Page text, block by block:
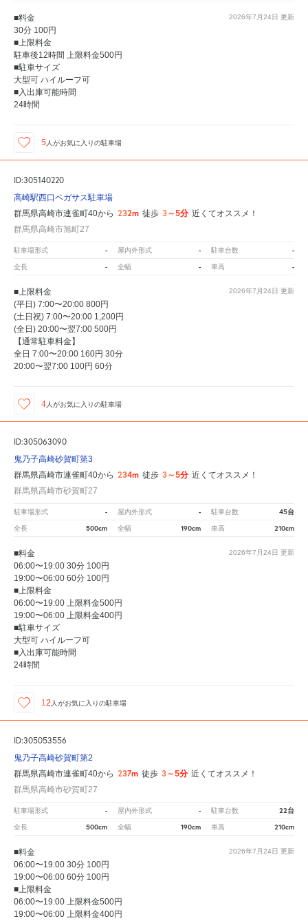
2026年7月24日 更新
■料金
30分 100円
■上限料金
駐車後12時間 上限料金500円
■駐車サイズ
大型可 ハイルーフ可
■入出庫可能時間
24時間
5人がお気に入りの駐車場
ID:305140220
高崎駅西口ペガサス駐車場
群馬県高崎市連雀町40から 232m 徒歩 3～5分 近くてオススメ！
群馬県高崎市旭町27
駐車場形式 - 屋内外形式 - 駐車台数 -
全長 - 全幅 - 車高 -
2026年7月24日 更新
■上限料金
(平日) 7:00〜20:00 800円
(土日祝) 7:00〜20:00 1,200円
(全日) 20:00〜翌7:00 500円
【通常駐車料金】
全日 7:00〜20:00 160円 30分
20:00〜翌7:00 100円 60分
4人がお気に入りの駐車場
ID:305063090
鬼乃子高崎砂賀町第3
群馬県高崎市連雀町40から 234m 徒歩 3～5分 近くてオススメ！
群馬県高崎市砂賀町27
駐車場形式 - 屋内外形式 - 駐車台数 45台
全長 500cm 全幅 190cm 車高 210cm
2026年7月24日 更新
■料金
06:00〜19:00 30分 100円
19:00〜06:00 60分 100円
■上限料金
06:00〜19:00 上限料金500円
19:00〜06:00 上限料金400円
■駐車サイズ
大型可 ハイルーフ可
■入出庫可能時間
24時間
12 人がお気に入りの駐車場
ID:305053556
鬼乃子高崎砂賀町第2
群馬県高崎市連雀町40から 237m 徒歩 3～5分 近くてオススメ！
群馬県高崎市砂賀町27
駐車場形式 - 屋内外形式 - 駐車台数 22台
全長 500cm 全幅 190cm 車高 210cm
2026年7月24日 更新
■料金
06:00〜19:00 30分 100円
19:00〜06:00 60分 100円
■上限料金
06:00〜19:00 上限料金500円
19:00〜06:00 上限料金400円